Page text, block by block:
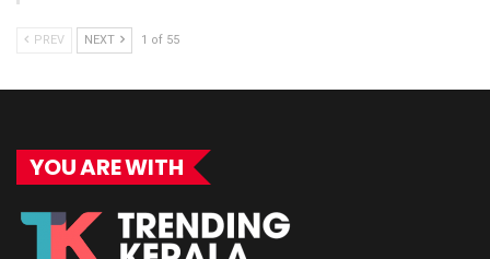
PREV NEXT 1 of 55
YOU ARE WITH